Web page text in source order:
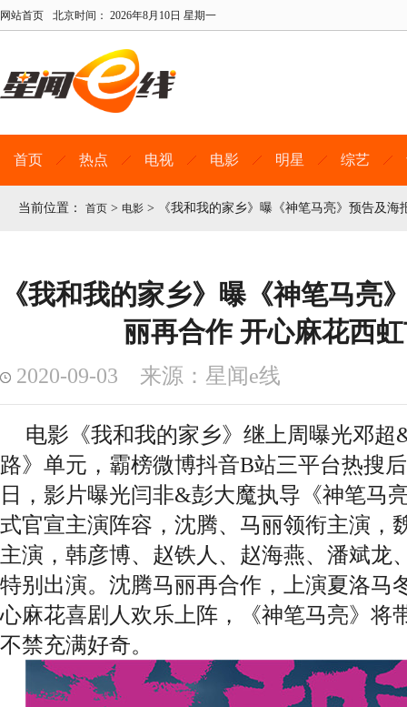
网站首页 北京时间： 2026年8月10日 星期一
首页 热点 电视 电影 明星 综艺
当前位置： 首页 > 电影 > 《我和我的家乡》曝《神笔马亮》预告及
《我和我的家乡》曝《神笔马亮
丽再合作 开心麻花西
2020-09-03 来源：星闻e线
电影《我和我的家乡》继上周曝光邓超
路》单元，霸榜微博抖音B站三平台热搜
日，影片曝光闫非&彭大魔执导《神笔马
式官宣主演阵容，沈腾、马丽领衔主演，
主演，韩彦博、赵铁人、赵海燕、潘斌龙
特别出演。 沈腾马丽再合作，上演夏洛马
心麻花喜剧人欢乐上阵，《神笔马亮》将
不禁充满好奇。